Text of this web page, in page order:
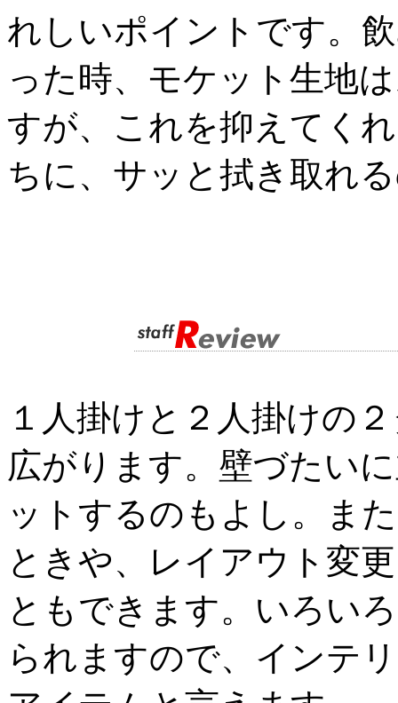
れしいポイントです。
った時、モケット生地
すが、これを抑えてく
ちに、サッと拭き取れ
１人掛けと２人掛けの
広がります。壁づたい
ットするのもよし。ま
ときや、レイアウト変
ともできます。いろい
られますので、インテ